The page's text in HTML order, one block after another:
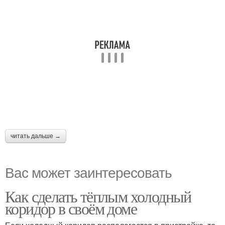
читать дальше →
Вас может заинтересовать
Как сделать тёплым холодный
коридор в своём доме